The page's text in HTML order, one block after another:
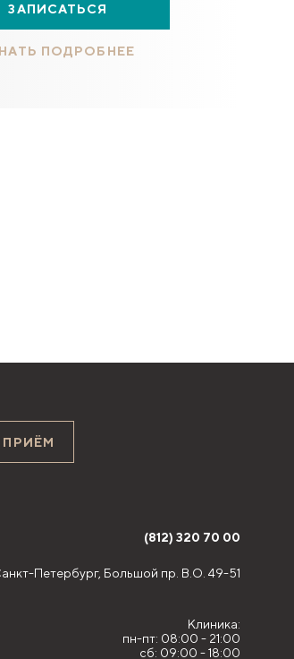
ЗАПИСАТЬСЯ
ПОДРОБНЕЕ
ПРИЁМ
(812) 320 70 00
Петербург, Большой пр. В.О. 49-51
Клиника:
пн-пт: 08:00 - 21:00
сб: 09:00 - 18:00